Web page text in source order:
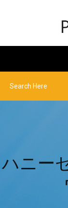
ハニー